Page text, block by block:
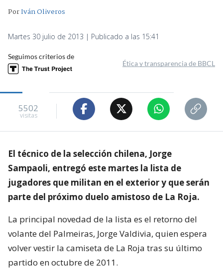
PorIván Oliveros
Martes 30 julio de 2013 | Publicado a las 15:41
Seguimos criterios de
Ética y transparencia de BBCL
5502
visitas
El técnico de la selección chilena, Jorge
Sampaoli, entregó este martes la lista de
jugadores que militan en el exterior y que serán
parte del próximo duelo amistoso de La Roja.
La principal novedad de la lista es el retorno del
volante del Palmeiras, Jorge Valdivia, quien espera
volver vestir la camiseta de La Roja tras su último
partido en octubre de 2011.